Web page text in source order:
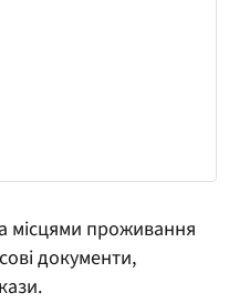
місцями проживання
документи,